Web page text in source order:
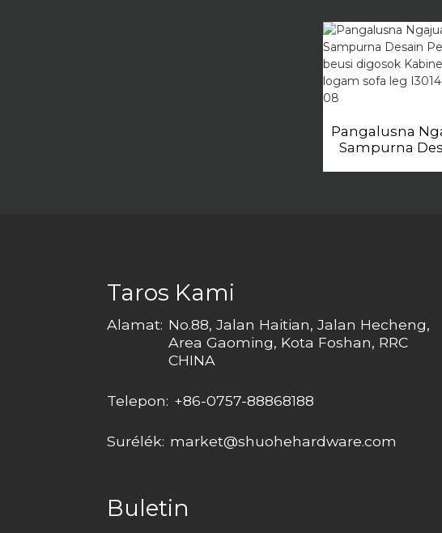
Pangalusna
Sampurna
Taros Kami
Alamat: No.88, Jalan Haitian, Jalan Hecheng,
Area Gaoming, Kota Foshan, RRC
CHINA
Telepon: +86-0757-88868188
Surélék: market@shuohehardware.com
Buletin